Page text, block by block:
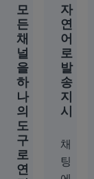
모
든
채
널
을
하
나
의
도
구
로
연
자
연
어
로
발
송
지
시
채
팅